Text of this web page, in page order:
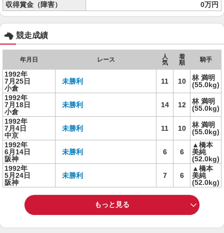
収得賞金（障害）
0万円
競走成績
年月日 レース
人
気
着
順
騎手
1992年
7月25日
小倉
未勝利 11 10
林 満明
(55.0kg)
1992年
7月18日
小倉
未勝利 14 12
林 満明
(55.0kg)
1992年
7月4日
中京
未勝利 11 10
林 満明
(55.0kg)
1992年
6月14日
阪神
未勝利 6 6
▲橋本
美純
(52.0kg)
1992年
5月24日
阪神
未勝利 7 6
▲橋本
美純
(52.0kg)
もっと見る